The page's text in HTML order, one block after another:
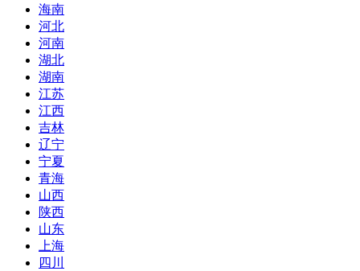
海南
河北
河南
湖北
湖南
江苏
江西
吉林
辽宁
宁夏
青海
山西
陕西
山东
上海
四川